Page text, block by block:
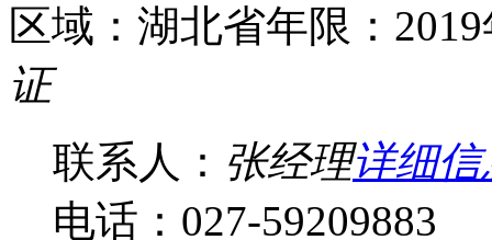
区域：湖北省年限：
证
联系人： 张经理详细信
电话：027-59209883